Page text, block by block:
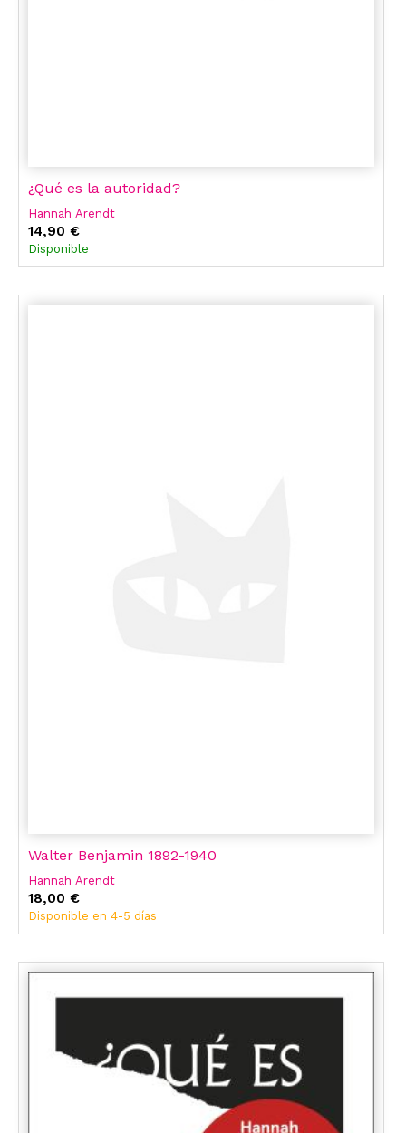
¿Qué es la autoridad?
Hannah Arendt
14,90 €
Disponible
Walter Benjamin 1892-1940
Hannah Arendt
18,00 €
Disponible en 4-5 días